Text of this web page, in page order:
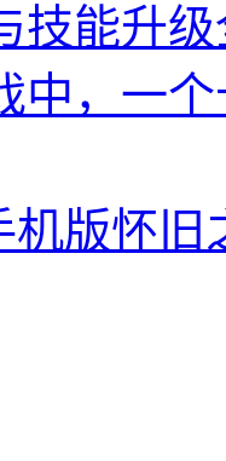
技能升
中，一
机版怀